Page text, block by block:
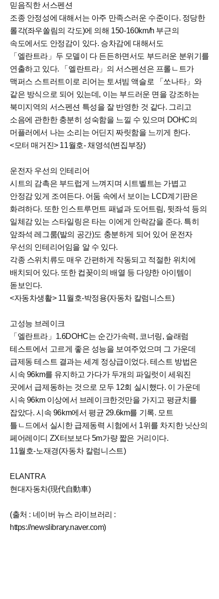
믿음직한 서스펜션
조종 안정성에 대해서는 아주 만족스러운 수준이다. 정당한
롤각(좌우쏠림의 각도)에 의해 150-160km/h 부근의
속도에서도 안정감이 있다. 승차감에 대해서도
「엘란트라」두 모델이 다 든든하면서도 부드러운 분위기를
연출하고 있다. 「엘란트라」의 서스펜션은 프롤ㄴ트가
맥퍼스 스트러트이로 리어는 토셔빔 액슬로 「쏘나타」와
같은 방식으로 되어 있는데, 이는 부드러운 면을 강조하는
북미지역의 서스펜션 특성을 잘 반영한 것 같다. 그리고
소음에 관한한 충분히 성숙함을 느낄 수 있으며 DOHC의
머플러에서 나는 소리는 어딘지 짜릿함을 느끼게 한다.
<모터 매거진> 11월호- 채영석(변집부장)
운전자 우선의 인테리어
시트의 감촉은 부드럽게 느껴지며 시트벨트는 가볍고
안정감 있게 조여든다. 어둠 속에서 보이는 LCD계기판은
화려하다. 또한 인스트루먼트 패널과 도어트림, 뒷좌석 등의
일체감 있는 스타일링은 타는 이에게 안락감을 준다. 특히
앞좌석 레그룸(발의 공간)도 충분하게 되어 있어 운전자
우선의 인테리어임을 알 수 있다.
각종 스위치류도 매우 간편하게 작동되고 적절한 위치에
배치되어 있다. 또한 컵꽂이의 배열 등 다양한 아이템이
돋보인다.
<자동차생활> 11월호-박정용(자동차 칼럼니스트)
고성능 브레이크
「엘란트라」1.6DOHC는 순간가속력, 코너링, 슬래럼
테스트에서 고르게 좋은 성능을 보여주었으며 그 가운데
급제동 테스트 결과는 세계 정상급이었다. 테스트 방법은
시속 96km를 유지하고 가다가 두개의 파일럿이 세워진
곳에서 급제동하는 것으로 모두 12회 실시했다. 이 가운데
시속 96km 이상에서 브레이크한것만을 가지고 평균치를
잡았다. 시속 96km에서 평균 29.6km를 기록. 모트
틀ㄴ드에서 실시한 급제동력 시험에서 1위를 차지한 닛산의
페어레이디 ZX터보보다 5m가량 짧은 거리이다.
11월호-노재경(자동차 칼럼니스트)
ELANTRA
현대자동차(現代自動車)
(출처 : 네이버 뉴스 라이브러리 :
https://newslibrary.naver.com)